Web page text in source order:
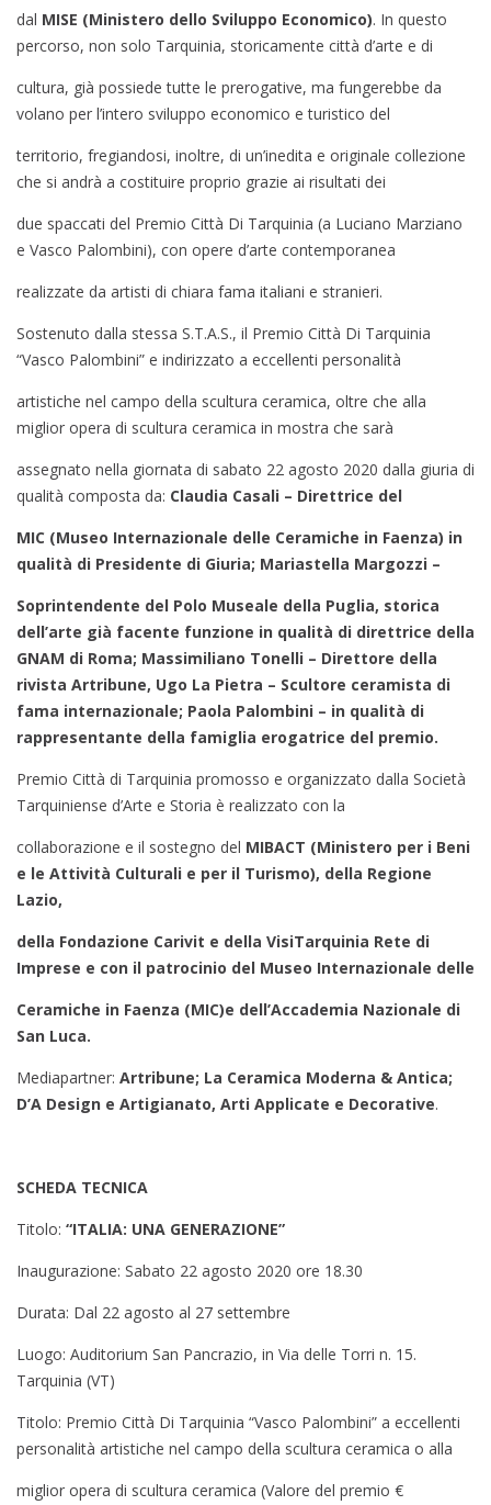
dal MISE (Ministero dello Sviluppo Economico). In questo
percorso, non solo Tarquinia, storicamente città d’arte e di
cultura, già possiede tutte le prerogative, ma fungerebbe da
volano per l’intero sviluppo economico e turistico del
territorio, fregiandosi, inoltre, di un’inedita e originale collezione
che si andrà a costituire proprio grazie ai risultati dei
due spaccati del Premio Città Di Tarquinia (a Luciano Marziano
e Vasco Palombini), con opere d’arte contemporanea
realizzate da artisti di chiara fama italiani e stranieri.
Sostenuto dalla stessa S.T.A.S., il Premio Città Di Tarquinia
“Vasco Palombini” e indirizzato a eccellenti personalità
artistiche nel campo della scultura ceramica, oltre che alla
miglior opera di scultura ceramica in mostra che sarà
assegnato nella giornata di sabato 22 agosto 2020 dalla giuria di
qualità composta da: Claudia Casali – Direttrice del
MIC (Museo Internazionale delle Ceramiche in Faenza) in
qualità di Presidente di Giuria; Mariastella Margozzi –
Soprintendente del Polo Museale della Puglia, storica
dell’arte già facente funzione in qualità di direttrice della
GNAM di Roma; Massimiliano Tonelli – Direttore della
rivista Artribune, Ugo La Pietra – Scultore ceramista di
fama internazionale; Paola Palombini – in qualità di
rappresentante della famiglia erogatrice del premio.
Premio Città di Tarquinia promosso e organizzato dalla Società
Tarquiniense d’Arte e Storia è realizzato con la
collaborazione e il sostegno del MIBACT (Ministero per i Beni
e le Attività Culturali e per il Turismo), della Regione
Lazio,
della Fondazione Carivit e della VisiTarquinia Rete di
Imprese e con il patrocinio del Museo Internazionale delle
Ceramiche in Faenza (MIC)e dell’Accademia Nazionale di
San Luca.
Mediapartner: Artribune; La Ceramica Moderna & Antica;
D’A Design e Artigianato, Arti Applicate e Decorative.
SCHEDA TECNICA
Titolo: “ITALIA: UNA GENERAZIONE”
Inaugurazione: Sabato 22 agosto 2020 ore 18.30
Durata: Dal 22 agosto al 27 settembre
Luogo: Auditorium San Pancrazio, in Via delle Torri n. 15.
Tarquinia (VT)
Titolo: Premio Città Di Tarquinia “Vasco Palombini” a eccellenti
personalità artistiche nel campo della scultura ceramica o alla
miglior opera di scultura ceramica (Valore del premio €